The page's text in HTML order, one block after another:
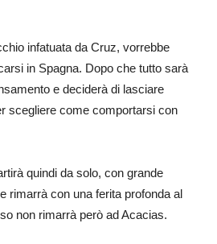
infatuata da Cruz, vorrebbe
in Spagna. Dopo che tutto sarà
e deciderà di lasciare
scegliere come comportarsi con
quindi da solo, con grande
rimarrà con una ferita profonda al
non rimarrà però ad Acacias.